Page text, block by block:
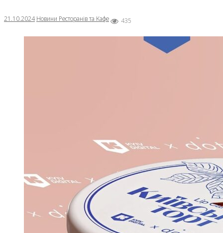
21.10.2024 Новини Ресторанів та Кафе 435